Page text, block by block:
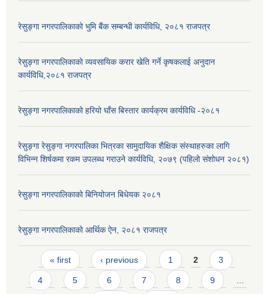
रेसुङ्गा नगरपालिकाको भुमि बैंक सम्बन्धी कार्यविधि, २०८१ राजपत्र
रेसुङ्गा नगरपालिकाको व्यवसायिक करार खेति गर्ने कृषकलाई अनुदान
कार्यविधि,२०८१ राजपत्र
रेसुङ्गा नगरपालिकाको हरियो घाँस बिस्तार कार्यक्रम कार्यविधि -२०८१
रेसुङ्गा रेसुङ्गा नगरपालिका भित्रका सामुदायिक शैक्षिक संस्थाहरुका लागि
विभिन्न शिर्षकमा रकम उपलब्ध गराउने कार्यविधि, २०७९ (पहिलो संशोधन २०८१)
रेसुङ्गा नगरपालिकाको बिनियोजन बिधेयक २०८१
रेसुङ्गा नगरपालिकाको आर्थिक ऐन, २०८१ राजपत्र
Pages
« first ‹ previous 1 2 3
4 5 6 7 8 9